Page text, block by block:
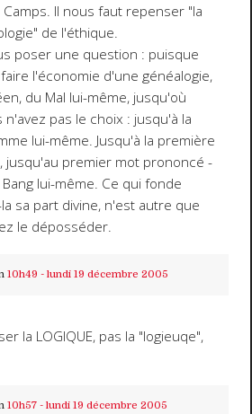
Il nous faut repenser "la
de l'éthique.
poser une question : puisque
l'économie d'une généalogie,
du Mal lui-même, jusqu'où
n'avez pas le choix : jusqu'à la
lui-même. Jusqu'à la première
jusqu'au premier mot prononcé -
lui-même. Ce qui fonde
sa part divine, n'est autre que
le déposséder.
10h49 - lundi 19 décembre 2005
la LOGIQUE, pas la "logieuqe",
10h57- lundi 19 décembre 2005